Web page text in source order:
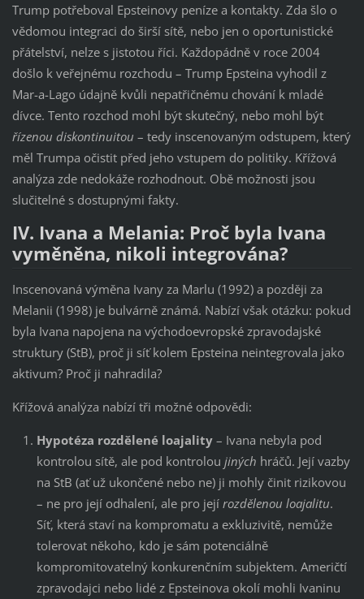
Trump potřeboval Epsteinovy peníze a kontakty. Zda šlo o
vědomou integraci do širší sítě, nebo jen o oportunistické
přátelství, nelze s jistotou říci. Každopádně v roce 2004
došlo k veřejnému rozchodu – Trump Epsteina vyhodil z
Mar-a-Lago údajně kvůli nepatřičnému chování k mladé
dívce. Tento rozchod mohl být skutečný, nebo mohl být
řízenou diskontinuitou – tedy inscenovaným odstupem, který
měl Trumpa očistit před jeho vstupem do politiky. Křížová
analýza zde nedokáže rozhodnout. Obě možnosti jsou
slučitelné s dostupnými fakty.
IV. Ivana a Melania: Proč byla Ivana
vyměněna, nikoli integrována?
Inscenovaná výměna Ivany za Marlu (1992) a později za
Melanii (1998) je bulvárně známá. Nabízí však otázku: pokud
byla Ivana napojena na východoevropské zpravodajské
struktury (StB), proč ji síť kolem Epsteina neintegrovala jako
aktivum? Proč ji nahradila?
Křížová analýza nabízí tři možné odpovědi:
Hypotéza rozdělené loajality– Ivana nebyla pod
kontrolou sítě, ale pod kontrolou jiných hráčů. Její vazby
na StB (ať už ukončené nebo ne) ji mohly činit rizikovou
– ne pro její odhalení, ale pro její rozdělenou loajalitu.
Síť, která staví na kompromatu a exkluzivitě, nemůže
tolerovat někoho, kdo je sám potenciálně
kompromitovatelný konkurenčním subjektem. Američtí
zpravodajci nebo lidé z Epsteinova okolí mohli Ivaninu